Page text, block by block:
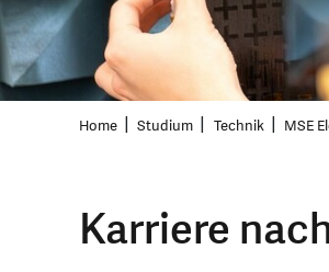
Home Studium Technik MSE
Karriere